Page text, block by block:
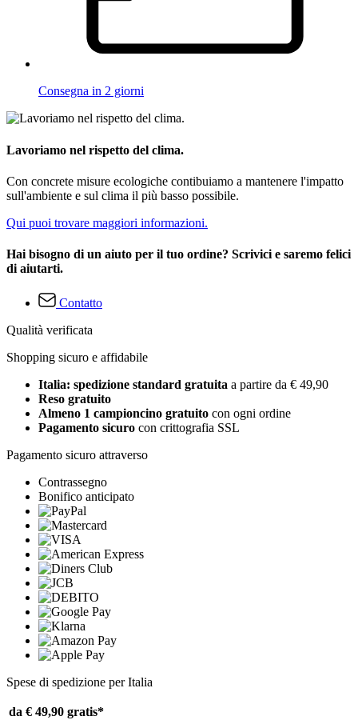
Consegna in 2 giorni
Lavoriamo nel rispetto del clima.
Con concrete misure ecologiche contibuiamo a mantenere l'impatto
sull'ambiente e sul clima il più basso possibile.
Qui puoi trovare maggiori informazioni.
Hai bisogno di un aiuto per il tuo ordine? Scrivici e saremo felici
di aiutarti.
Contatto
Qualità verificata
Shopping sicuro e affidabile
Italia: spedizione standard gratuita a partire da € 49,90
Reso gratuito
Almeno 1 campioncino gratuito con ogni ordine
Pagamento sicuro con crittografia SSL
Pagamento sicuro attraverso
Contrassegno
Bonifico anticipato
Spese di spedizione per Italia
da € 49,90 gratis*